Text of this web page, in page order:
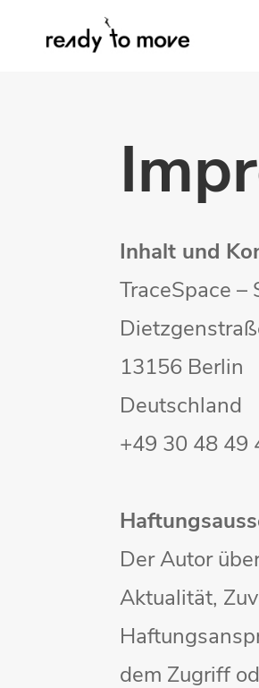
Inhalt und
TraceSpace
13156 Berlin
Deutschland
+49 30 48 49
Der Autor
Aktualität,
dem Zugriff